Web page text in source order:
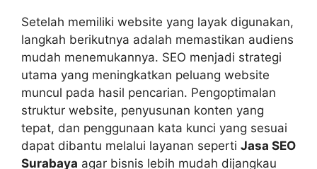
Setelah memiliki website yang layak digunakan,
langkah berikutnya adalah memastikan audiens
mudah menemukannya. SEO menjadi strategi
utama yang meningkatkan peluang website
muncul pada hasil pencarian. Pengoptimalan
struktur website, penyusunan konten yang
tepat, dan penggunaan kata kunci yang sesuai
dapat dibantu melalui layanan seperti Jasa SEO
Surabaya agar bisnis lebih mudah dijangkau